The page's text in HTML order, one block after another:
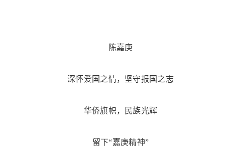
陈嘉庚
深怀爱国之情，坚守报国之志
华侨旗帜，民族光辉
留下“嘉庚精神”